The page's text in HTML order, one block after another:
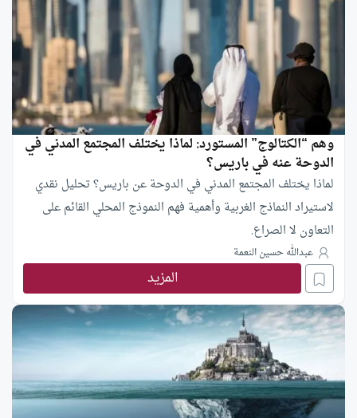
وهم “الكتالوج” المستورد: لماذا يختلف المجتمع المدني في
الدوحة عنه في باريس؟
لماذا يختلف المجتمع المدني في الدوحة عن باريس؟ تحليل نقدي
لاستيراد النماذج الغربية وأهمية فهم النموذج المحلي القائم على
التعاون لا الصراع.
عبدالله حسين النعمة
المزيد